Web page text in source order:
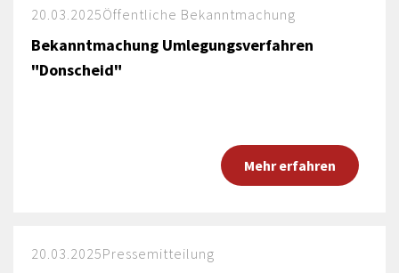
20.03.2025Öffentliche Bekanntmachung
Bekanntmachung Umlegungsverfahren
"Donscheid"
Mehr erfahren
20.03.2025Pressemitteilung